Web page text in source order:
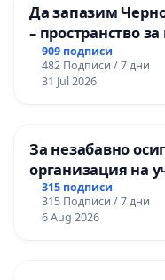
Да запазим
– пространство
909 подписи
482 Подписи / 7 дни
31 Jul 2026
За незабавно
организация на
гарантиране на
и качествено
ОУ „Княз
315 подписи
315 Подписи / 7 дни
6 Aug 2026